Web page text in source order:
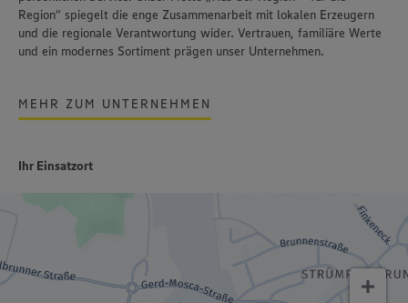
Region“ spiegelt die enge Zusammenarbeit mit lokalen Erzeugern
und die regionale Verantwortung wider. Vertrauen, familiäre Werte
und ein modernes Sortiment prägen unser Unternehmen.
MEHR ZUM UNTERNEHMEN
Ihr Einsatzort